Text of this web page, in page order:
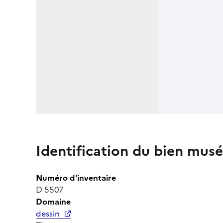
Identification du bien
Numéro d'inventaire
D 5507
Domaine
dessin